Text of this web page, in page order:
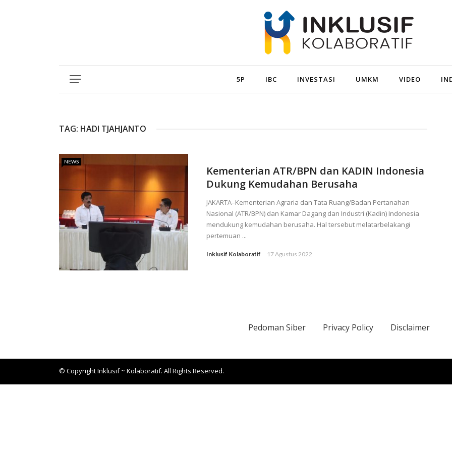
5P IBC INVESTASI UMKM VIDEO
TAG: HADI TJAHJANTO
NEWS
Kementerian ATR/BPN dan KADIN Indonesia
Dukung Kemudahan Berusaha
JAKARTA–Kementerian Agraria dan Tata Ruang/Badan Pertanahan
Nasional (ATR/BPN) dan Kamar Dagang dan Industri (Kadin) Indonesia
mendukung kemudahan berusaha. Hal tersebut melatarbelakangi
pertemuan ...
Inklusif Kolaboratif 17 Agustus 2022
Pedoman Siber Privacy Policy Disclaimer
© Copyright Inklusif ~ Kolaboratif. All Rights Reserved.